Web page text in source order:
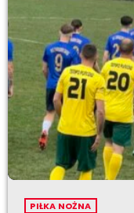
PIŁKA NOŻNA